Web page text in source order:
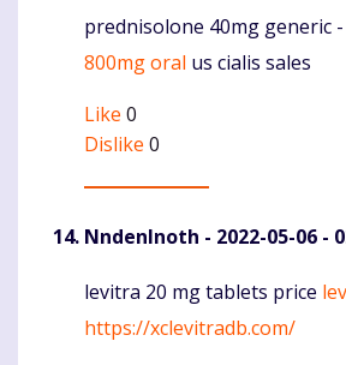
Komentaras
prednisolone 40mg generic -
800mg oral us cialis sales
Like 0
Dislike 0
NndenInoth - 2022-05-06 -
Komentaras
levitra 20 mg tablets price
https://xclevitradb.com/